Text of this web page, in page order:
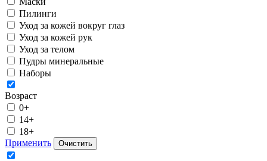
Пилинги
Уход за кожей вокруг глаз
Уход за кожей рук
Уход за телом
Пудры минеральные
Наборы
Возраст
0+
14+
18+
Применить
Очистить